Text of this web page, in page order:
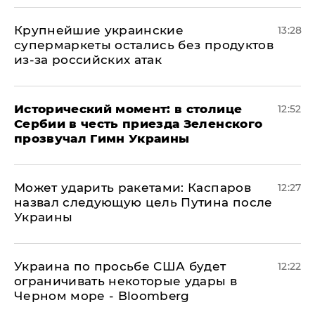
Крупнейшие украинские
супермаркеты остались без продуктов
из-за российских атак
13:28
Исторический момент: в столице
Сербии в честь приезда Зеленского
прозвучал Гимн Украины
12:52
Может ударить ракетами: Каспаров
назвал следующую цель Путина после
Украины
12:27
Украина по просьбе США будет
ограничивать некоторые удары в
Черном море - Bloomberg
12:22